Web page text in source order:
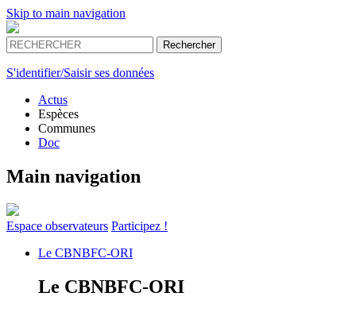
Skip to main navigation
S'identifier/Saisir ses données
Actus
Espèces
Communes
Doc
Main navigation
Espace observateurs Participez !
Le CBNBFC-ORI
Le CBNBFC-ORI